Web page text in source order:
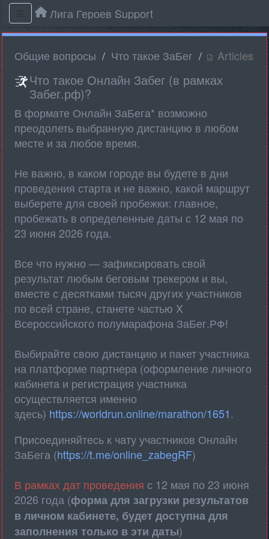
Лига Героев Support
Общие вопросы Что такое ЗаБег Articles
Что такое Онлайн Забег (в рамках
Забег.рф)?
В формате Онлайн ЗаБега* возможно
преодолеть выбранную дистанцию в любом
месте и за любое время.
Не важно, в каком городе вы будете в дни
проведения старта и не важно, какой маршрут
выберете для своей пробежки: главное,
пробежать в определенные даты с 12 мая по
23 июня 2026 года.
Все что нужно — зафиксировать свой
результат любым беговым трекером и вы,
вместе с десятками тысяч других участников
по всей стране, станете частью X
Всероссийского полумарафона ЗаБег.РФ!
Выбирайте свою дистанцию и пакет участника
на платформе партнера (оформление личного
кабинета и регистрация участника
осуществляется именно
здесь) https://worldrun.online/marathon/1651.
Присоединяйтесь к чату участников Онлайн
ЗаБега (https://t.me/online_zabegRF)
В рамках дат проведения с 12 мая по 23 июня
2026 года (форма для загрузки результатов
в личном кабинете, будет доступна для
заполнения только в эти даты)